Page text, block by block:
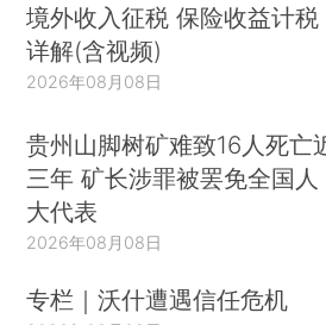
境外收入征税 保险收益计税
详解(含视频)
2026年08月08日
贵州山脚树矿难致16人死亡
三年 矿长涉罪被罢免全国人
大代表
2026年08月08日
专栏｜沃什遭遇信任危机